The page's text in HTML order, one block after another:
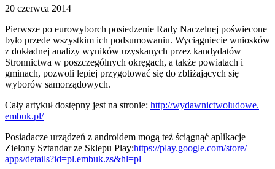
20 czerwca 2014
Pierwsze po eurowyborch posiedzenie Rady Naczelnej poświecone
było przede wszystkim ich podsumowaniu. Wyciągniecie wniosków
z dokładnej analizy wyników uzyskanych przez kandydatów
Stronnictwa w poszczególnych okręgach, a także powiatach i
gminach, pozwoli lepiej przygotować się do zbliżających się
wyborów samorządowych.
Cały artykuł dostępny jest na stronie: http://wydawnictwoludowe.
embuk.pl/
Posiadacze urządzeń z androidem mogą też ściągnąć aplikacje
Zielony Sztandar ze Sklepu Play:https://play.google.com/store/
apps/details?id=pl.embuk.zs&hl=pl